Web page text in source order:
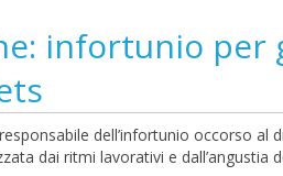
infortunio
dell’infortunio occorso al
dai ritmi lavorativi e dall’angustia